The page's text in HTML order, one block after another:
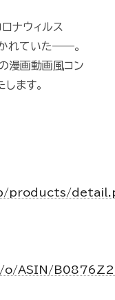
ナウィルス
れていた――。
漫画動画風コン
ます。
products/
o/ASIN/